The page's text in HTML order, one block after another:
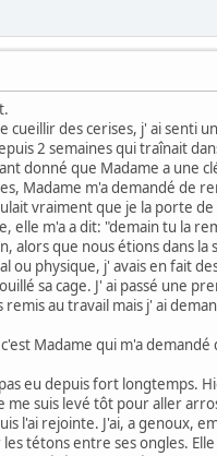
cueillir des cerises, j' ai senti
2 semaines qui traînait
donné que Madame a une
Madame m'a demandé de
vraiment que je la porte
m'a a dit: "demain tu la
que nous étions dans
physique, j' avais en fait
sa cage. J' ai passé une
au travail mais j' ai
Madame qui m'a
eu depuis fort longtemps.
suis levé tôt pour aller
l'ai rejointe. J'ai, a genoux,
tétons entre ses ongles.